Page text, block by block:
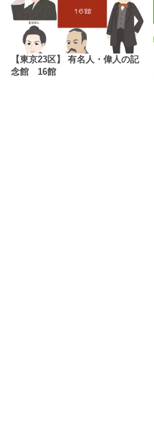
【東京23区】 有名人・偉人の記
念館 16館